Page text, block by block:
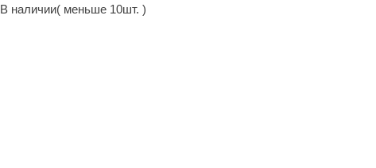
В наличии( меньше 10шт. )